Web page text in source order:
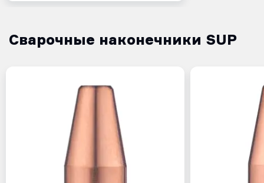
Сварочные наконечники SUP